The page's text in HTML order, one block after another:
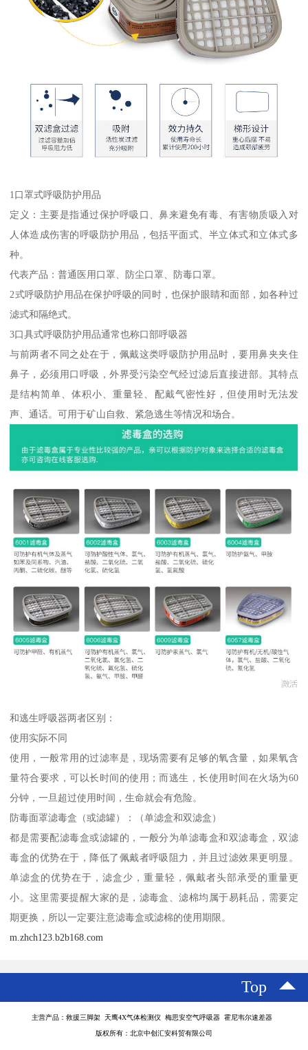
1口罩式呼吸防护用品
定义：主要是指通过保护呼吸口、鼻来避免有毒、有害物质吸入对
人体造成伤害的呼吸防护用品，包括平面式、半立体式和立体式多
种。
代表产品：普通医用口罩、防尘口罩、防毒口罩。
2式呼吸防护用品在保护呼吸的同时，也保护眼睛和面部，如各种过
滤式和隔绝式。
3口具式呼吸防护用品通常也称口部呼吸器
与前两者不同之处在于，佩戴这类呼吸防护用品时，要用鼻夹夹住
鼻子，必须用口呼吸，外界受污染空气经过滤后直接进部。其特点
是结构简单、体积小、重量轻、配戴气密性好，但使用时无法发
声、通话。可用于矿山自救、紧急逃生等情况和场合。
和逃生呼吸器两者区别：
使用实际不同
使用，一般常用的过滤率是，现场需要有足够的氧含量，如果氧含
量符合要求，可以长时间的使用；而逃生，长使用时间在火场为60
分钟，一旦超过使用时间，生命就会有危险。
防毒面罩滤毒盒（或滤罐）：（单滤盒和双滤盒）
都是需要配滤毒盒或滤罐的，一般分为单滤毒盒和双滤毒盒，双滤
毒盒的优势在于，降低了佩戴者呼吸阻力，并且过滤效果更明显。
单滤盒的优势在于，滤盒少，重量轻，佩戴者头部承受的重量更
小。这里需要提醒大家的是，滤毒盒、滤棉均属于易耗品，需要定
期更换，所以一定要注意滤毒盒或滤棉的使用期限。
m.zhch123.b2b168.com
Top
主营产品：救援三脚架 天鹰4X气体检测仪 梅思安空气呼吸器 霍尼韦尔速差器
版权所有：北京中创汇安科贸有限公司